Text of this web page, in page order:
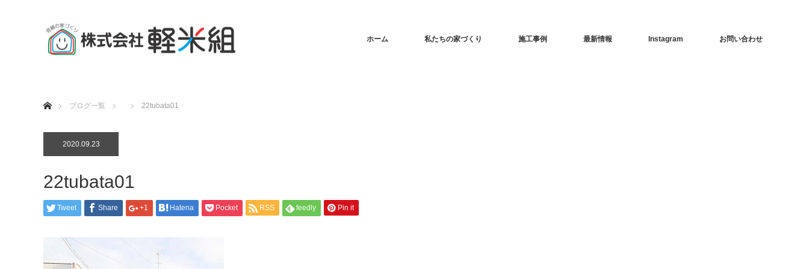
ホーム 私たちの家づくり 施工事例 最新情報 Instagram お問い合わせ
ブログ一覧
22tubata01
2020.09.23
22tubata01
Tweet Share +1 Hatena Pocket RSS feedly Pin it